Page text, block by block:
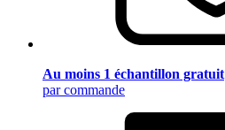
Au moins 1 échantillon gratuit
par commande